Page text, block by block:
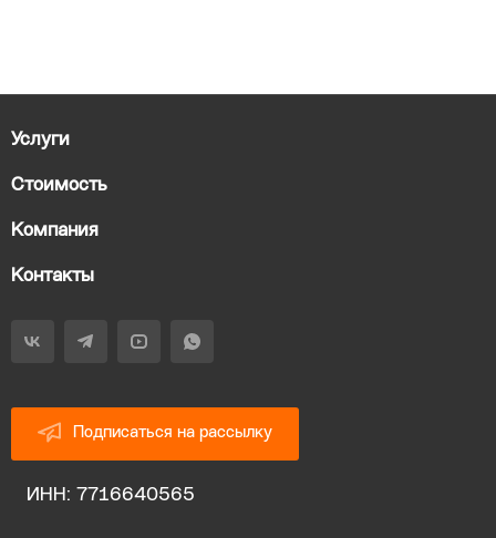
Услуги
Стоимость
Компания
Контакты
Подписаться на рассылку
ИНН: 7716640565